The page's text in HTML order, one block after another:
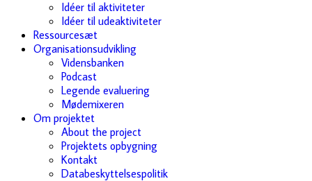
Idéer til aktiviteter
Idéer til udeaktiviteter
Ressourcesæt
Organisationsudvikling
Vidensbanken
Podcast
Legende evaluering
Mødemixeren
Om projektet
About the project
Projektets opbygning
Kontakt
Databeskyttelsespolitik